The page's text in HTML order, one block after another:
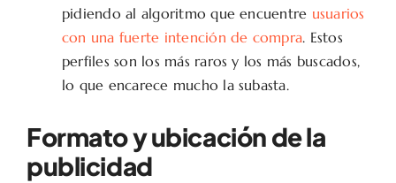
pidiendo al algoritmo que encuentre usuarios
con una fuerte intención de compra. Estos
perfiles son los más raros y los más buscados,
lo que encarece mucho la subasta.
Formato y ubicación de la
publicidad